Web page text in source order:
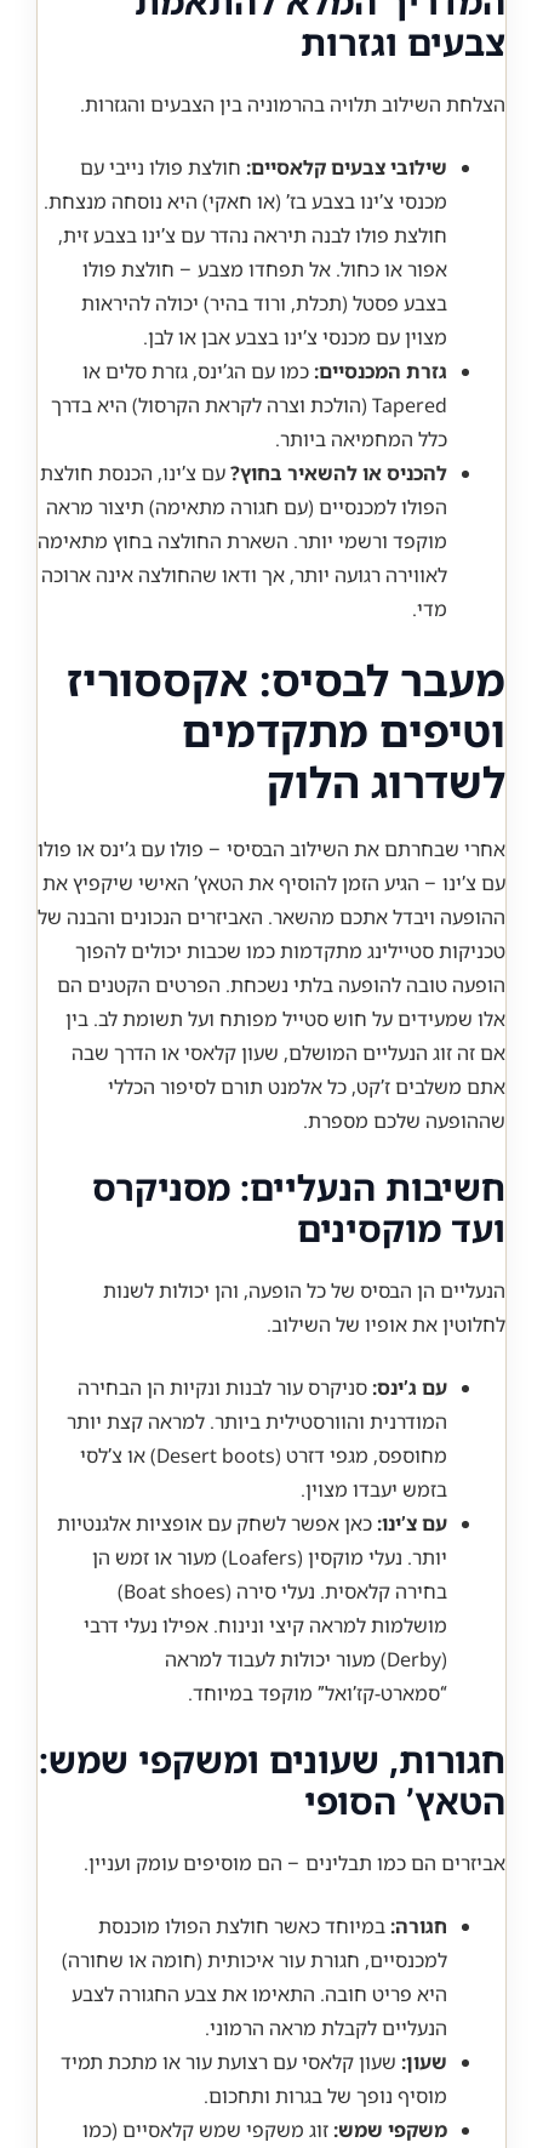
צבעים וגזרות
הצלחת השילוב תלויה בהרמוניה בין הצבעים והגזרות.
שילובי צבעים קלאסיים: חולצת פולו נייבי עם
מכנסי צ’ינו בצבע בז’ (או חאקי) היא נוסחה מנצחת.
חולצת פולו לבנה תיראה נהדר עם צ’ינו בצבע זית,
אפור או כחול. אל תפחדו מצבע – חולצת פולו
בצבע פסטל (תכלת, ורוד בהיר) יכולה להיראות
מצוין עם מכנסי צ’ינו בצבע אבן או לבן.
גזרת המכנסיים: כמו עם הג’ינס, גזרת סלים או
Tapered (הולכת וצרה לקראת הקרסול) היא בדרך
כלל המחמיאה ביותר.
להכניס או להשאיר בחוץ?עם צ’ינו, הכנסת חולצת
הפולו למכנסיים (עם חגורה מתאימה) תיצור מראה
מוקפד ורשמי יותר. השארת החולצה בחוץ מתאימה
לאווירה רגועה יותר, אך ודאו שהחולצה אינה ארוכה
מדי.
מעבר לבסיס: אקססוריז
וטיפים מתקדמים
לשדרוג הלוק
אחרי שבחרתם את השילוב הבסיסי – פולו עם ג’ינס או פולו
עם צ’ינו – הגיע הזמן להוסיף את הטאץ’ האישי שיקפיץ את
ההופעה ויבדל אתכם מהשאר. האביזרים הנכונים והבנה של
טכניקות סטיילינג מתקדמות כמו שכבות יכולים להפוך
הופעה טובה להופעה בלתי נשכחת. הפרטים הקטנים הם
אלו שמעידים על חוש סטייל מפותח ועל תשומת לב. בין
אם זה זוג הנעליים המושלם, שעון קלאסי או הדרך שבה
אתם משלבים ז’קט, כל אלמנט תורם לסיפור הכללי
שההופעה שלכם מספרת.
חשיבות הנעליים: מסניקרס
ועד מוקסינים
הנעליים הן הבסיס של כל הופעה, והן יכולות לשנות
לחלוטין את אופיו של השילוב.
עם ג’ינס: סניקרס עור לבנות ונקיות הן הבחירה
המודרנית והוורסטילית ביותר. למראה קצת יותר
מחוספס, מגפי דזרט (Desert boots) או צ’לסי
בזמש יעבדו מצוין.
עם צ’ינו: כאן אפשר לשחק עם אופציות אלגנטיות
יותר. נעלי מוקסין (Loafers) מעור או זמש הן
בחירה קלאסית. נעלי סירה (Boat shoes)
מושלמות למראה קיצי ונינוח. אפילו נעלי דרבי
(Derby) מעור יכולות לעבוד למראה
“סמארט-קז’ואל” מוקפד במיוחד.
חגורות, שעונים ומשקפי שמש:
הטאץ’ הסופי
אביזרים הם כמו תבלינים – הם מוסיפים עומק ועניין.
חגורה: במיוחד כאשר חולצת הפולו מוכנסת
למכנסיים, חגורת עור איכותית (חומה או שחורה)
היא פריט חובה. התאימו את צבע החגורה לצבע
הנעליים לקבלת מראה הרמוני.
שעון: שעון קלאסי עם רצועת עור או מתכת תמיד
מוסיף נופך של בגרות ותחכום.
משקפי שמש: זוג משקפי שמש קלאסיים (כמו